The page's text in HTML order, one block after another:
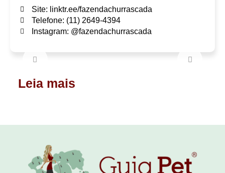
Site: linktr.ee/fazendachurrascada
Telefone: (11) 2649-4394
Instagram: @fazendachurrascada
Leia mais